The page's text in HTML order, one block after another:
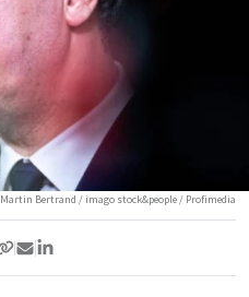
Martin Bertrand / imago stock&people / Profimedia